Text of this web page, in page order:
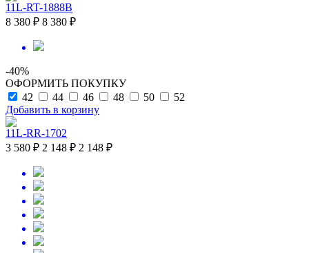
11L-RT-1888B
8 380 ₽ 8 380 ₽
-40%
ОФОРМИТЬ ПОКУПКУ
42
44 46 48 50
52
Добавить в корзину
11L-RR-1702
3 580 ₽ 2 148 ₽ 2 148 ₽